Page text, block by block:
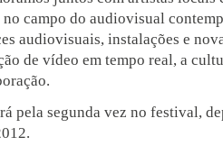
campo do audiovisual
audiovisuais, instalações e
de vídeo em tempo real, a
pela segunda vez no festival,